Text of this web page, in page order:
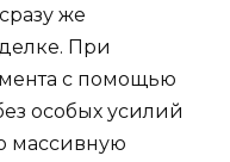
же
При
с помощью
особых усилий
массивную